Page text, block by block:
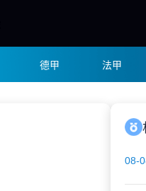
德甲 法甲
08-